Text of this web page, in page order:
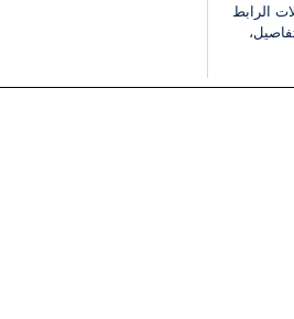
الرابط